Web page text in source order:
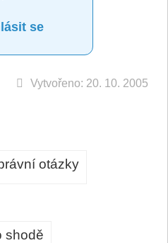
se
Vytvořeno: 20. 10. 2005
otázky
shodě